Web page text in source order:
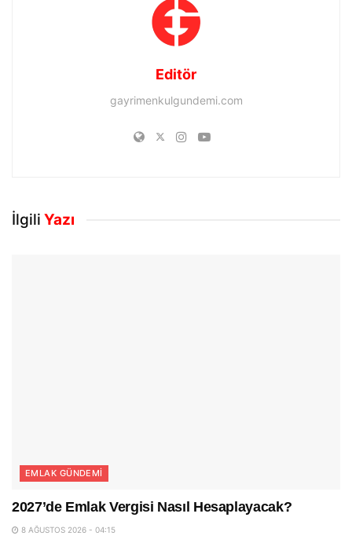
Editör
gayrimenkulgundemi.com
İlgili Yazı
EMLAK GÜNDEMI
2027’de Emlak Vergisi Nasıl Hesaplayacak?
8 AĞUSTOS 2026 - 04:15